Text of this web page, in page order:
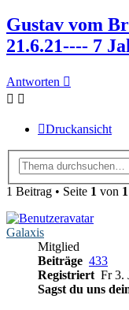
Gustav vom
21.6.21---- 7
Antworten
Druckansicht
1 Beitrag • Seite 1 von 1
Galaxis
Mitglied
Beiträge 433
Registriert Fr 3.
Sagst du uns